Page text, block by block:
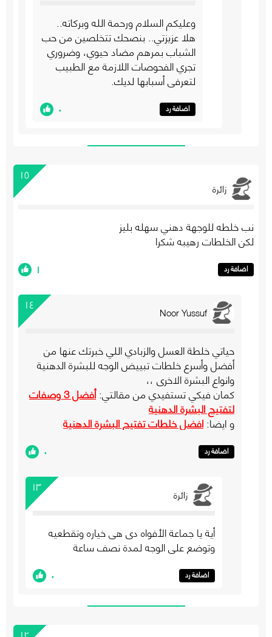
وعليكم السلام ورحمة الله وبركاته..
هلا عزيزتي.. بنصحك تتخلصين من حب
الشباب بمرهم مضاد حيوي، وضروري
تجري الفحوصات اللازمة مع الطبيب
لتعرفي أسبابها لديك.
اضافة رد ٠
١٥
زائرة
نب خلطه للوجهة دهني سهله بليز
لكن الخلطات رهيبه شكرا
اضافة رد ١
١٤ Noor Yussuf
حياتي خلطة العسل والزبادي اللي خبرتك عنها من
أفضل وأسرع خلطات تبييض الوجه للبشرة الدهنية
وانواع البشرة الاخرى ،،
كمان فيكي تستفيدي من مقالتي: أفضل 3 وصفات
لتفتيح البشرة الدهنية
و ايضا:افضل خلطات تفتيح البشرة الدهنية
اضافة رد ٠
١٣ زائرة
أية يا جماعة الأفواه دى هى خياره وتقطعيه
وتوضع على الوجه لمدة نصف ساعة
اضافة رد ٠